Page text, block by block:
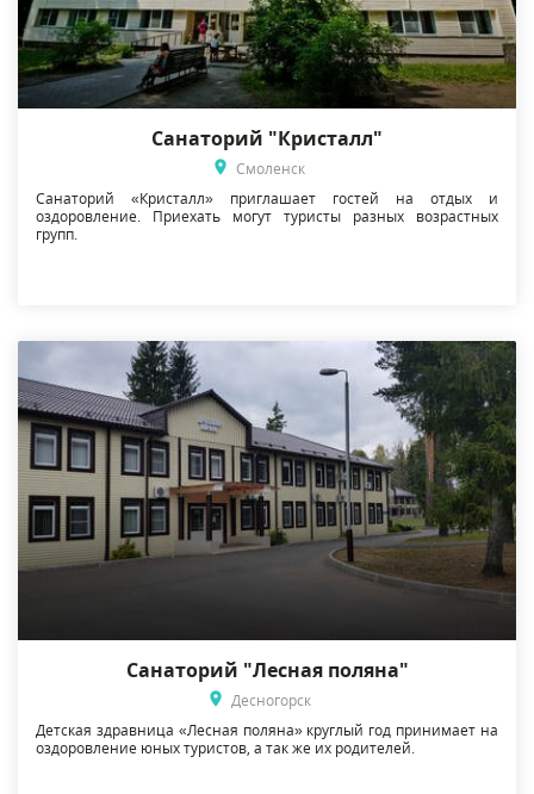
Санаторий "Кристалл"
Смоленск
Санаторий «Кристалл» приглашает гостей на отдых и
оздоровление. Приехать могут туристы разных возрастных
групп.
Санаторий "Лесная поляна"
Десногорск
Детская здравница «Лесная поляна» круглый год принимает на
оздоровление юных туристов, а так же их родителей.